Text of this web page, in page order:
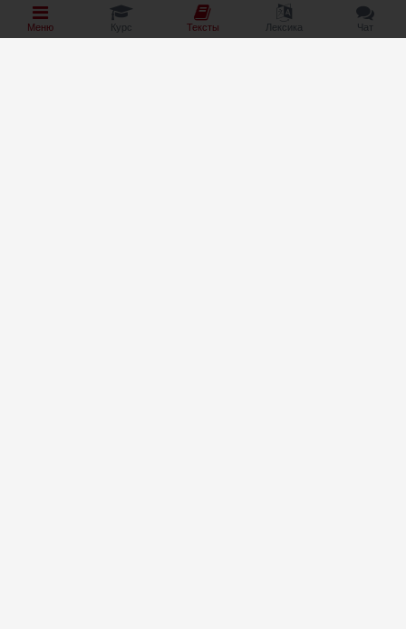
Меню Курс Тексты Лексика Чат